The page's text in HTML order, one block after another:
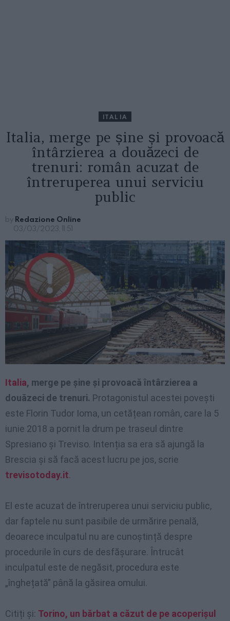
ITALIA
Italia, merge pe șine și provoacă
întârzierea a douăzeci de
trenuri: român acuzat de
întreruperea unui serviciu
public
by Redazione Online
03/03/2023, 11:51
Italia, merge pe șine și provoacă întârzierea a
douăzeci de trenuri. Protagonistul acestei povești
este Florin Tudor Ioma, un cetățean român, care la 5
iunie 2018 a pornit la drum pe traseul dintre
Spresiano și Treviso. Intenția sa era să ajungă la
Brescia și să facă acest lucru pe jos, scrie
trevisotoday.it.
El este acuzat de întreruperea unui serviciu public,
dar faptele nu sunt pasibile de urmărire penală,
deoarece inculpatul nu are cunoștință despre
procedurile în curs de desfășurare. Întrucât
inculpatul este de negăsit, procedura este
„înghețată” până la găsirea omului.
Citiți și: Torino, un bărbat a căzut de pe acoperișul